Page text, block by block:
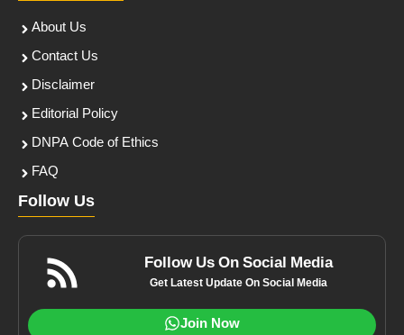
About Us
Contact Us
Disclaimer
Editorial Policy
DNPA Code of Ethics
FAQ
Follow Us
Follow Us On Social Media
Get Latest Update On Social Media
Join Now